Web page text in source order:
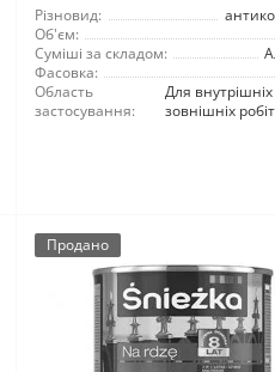
Різновид:
Об'єм:
Суміші за складом:
Фасовка:
Область
застосування:
Для внутрішніх
зовнішніх робіт
Продано